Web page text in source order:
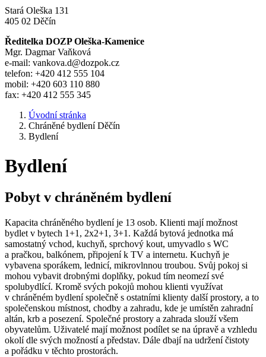
Stará Oleška 131
405 02 Děčín
Ředitelka DOZP Oleška-Kamenice
Mgr. Dagmar Vaňková
e-mail: vankova.d@dozpok.cz
telefon: +420 412 555 104
mobil: +420 603 110 880
fax: +420 412 555 345
Úvodní stránka
Chráněné bydlení Děčín
Bydlení
Bydlení
Pobyt v chráněném bydlení
Kapacita chráněného bydlení je 13 osob. Klienti mají možnost
bydlet v bytech 1+1, 2x2+1, 3+1. Každá bytová jednotka má
samostatný vchod, kuchyň, sprchový kout, umyvadlo s WC
a pračkou, balkónem, připojení k TV a internetu. Kuchyň je
vybavena sporákem, lednicí, mikrovlnnou troubou. Svůj pokoj si
mohou vybavit drobnými doplňky, pokud tím neomezí své
spolubydlící. Kromě svých pokojů mohou klienti využívat
v chráněném bydlení společně s ostatními klienty další prostory, a to
společenskou místnost, chodby a zahradu, kde je umístěn zahradní
altán, krb a posezení. Společné prostory a zahrada slouží všem
obyvatelům. Uživatelé mají možnost podílet se na úpravě a vzhledu
okolí dle svých možností a představ. Dále dbají na udržení čistoty
a pořádku v těchto prostorách.